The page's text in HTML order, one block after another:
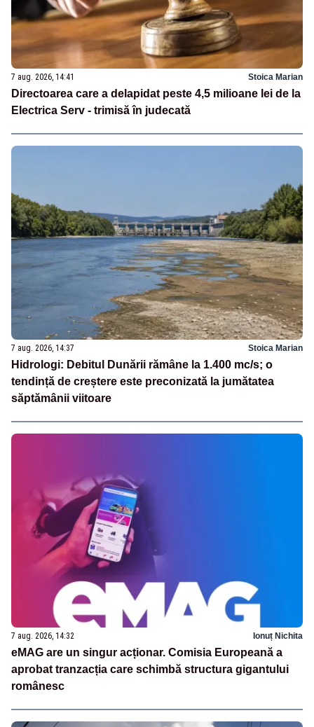
7 aug. 2026, 14:41 Stoica Marian
Directoarea care a delapidat peste 4,5 milioane lei de la
Electrica Serv - trimisă în judecată
7 aug. 2026, 14:37 Stoica Marian
Hidrologi: Debitul Dunării rămâne la 1.400 mc/s; o
tendință de creștere este preconizată la jumătatea
săptămânii viitoare
7 aug. 2026, 14:32 Ionuț Nichita
eMAG are un singur acționar. Comisia Europeană a
aprobat tranzacția care schimbă structura gigantului
românesc